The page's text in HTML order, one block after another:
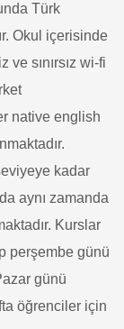
Türk
Okul içerisinde
sınırsız wi-fi
native english
kadar
aynı zamanda
Kurslar
perşembe günü
günü
öğrenciler için